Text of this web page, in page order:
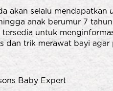
akan selalu mendapatkan
anak berumur 7
untuk
dan trik merawat bayi
Baby Expert